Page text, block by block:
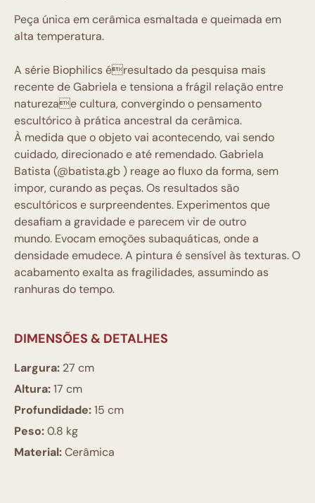
Peça única em cerâmica esmaltada e queimada em
alta temperatura.
A série Biophilics éresultado da pesquisa mais
recente de Gabriela e tensiona a frágil relação entre
naturezae cultura, convergindo o pensamento
escultórico à prática ancestral da cerâmica.
À medida que o objeto vai acontecendo, vai sendo
cuidado, direcionado e até remendado. Gabriela
Batista (@batista.gb ) reage ao fluxo da forma, sem
impor, curando as peças. Os resultados são
escultóricos e surpreendentes. Experimentos que
desafiam a gravidade e parecem vir de outro
mundo. Evocam emoções subaquáticas, onde a
densidade emudece. A pintura é sensível às texturas. O
acabamento exalta as fragilidades, assumindo as
ranhuras do tempo.
DIMENSÕES & DETALHES
Largura: 27 cm
Altura:17 cm
Profundidade:15 cm
Peso:0.8 kg
Material:Cerâmica